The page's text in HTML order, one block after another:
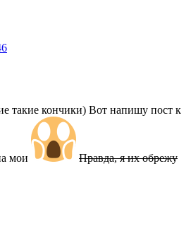
такие кончики) Вот напишу пост к
мои Правда, я их обрежу